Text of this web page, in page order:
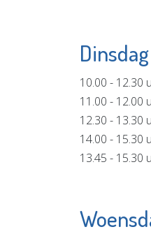
Dinsdag
10.00 - 12.30
11.00 - 12.00
12.30 - 13.30
14.00 - 15.30
13.45 - 15.30